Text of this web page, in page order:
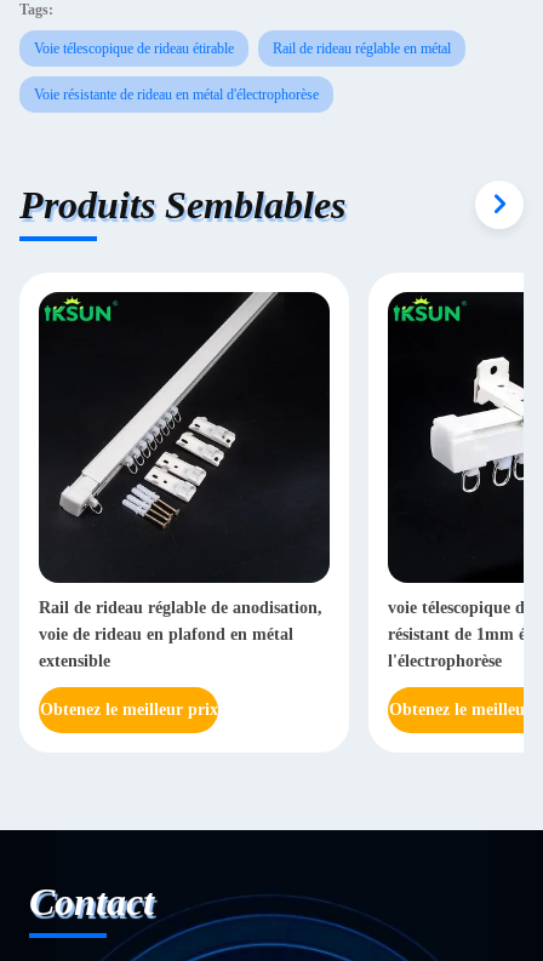
Tags:
Voie télescopique de rideau étirable Rail de rideau réglable en métal
Voie résistante de rideau en métal d'électrophorèse
Produits Semblables
Rail de rideau réglable de anodisation,
voie de rideau en plafond en métal
extensible
Obtenez le meilleur prix
voie télescopique de
résistant de 1mm
l'électrophorèse
Obtenez le meilleur
Contact